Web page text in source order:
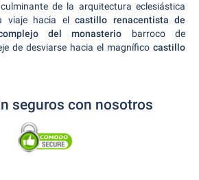
de la arquitectura eclesiástica
viaje hacia el castillo renacentista de
del monasterio barroco de
de desviarse hacia el magnífico castillo
seguros con nosotros